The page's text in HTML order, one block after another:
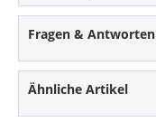
Fragen & Antworten
Ähnliche Artikel